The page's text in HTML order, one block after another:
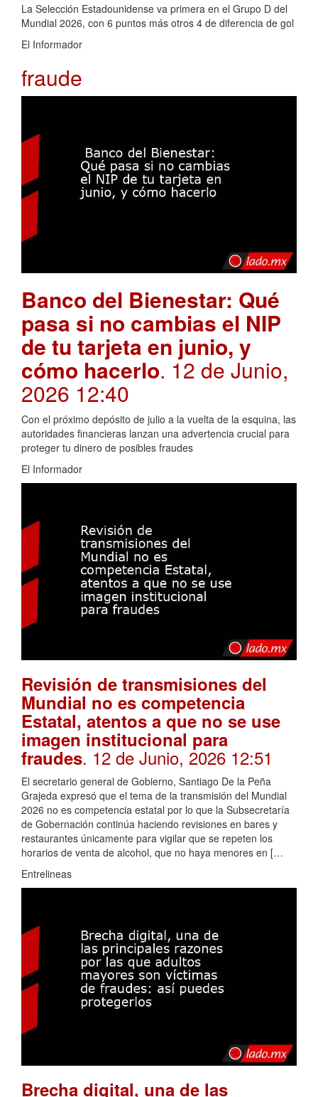
La Selección Estadounidense va primera en el Grupo D del
Mundial 2026, con 6 puntos más otros 4 de diferencia de gol
El Informador
fraude
Banco del Bienestar: Qué
pasa si no cambias el NIP
de tu tarjeta en junio, y
cómo hacerlo. 12 de Junio,
2026 12:40
Con el próximo depósito de julio a la vuelta de la esquina, las
autoridades financieras lanzan una advertencia crucial para
proteger tu dinero de posibles fraudes
El Informador
Revisión de transmisiones del
Mundial no es competencia
Estatal, atentos a que no se use
imagen institucional para
fraudes. 12 de Junio, 2026 12:51
El secretario general de Gobierno, Santiago De la Peña
Grajeda expresó que el tema de la transmisión del Mundial
2026 no es competencia estatal por lo que la Subsecretaría
de Gobernación continúa haciendo revisiones en bares y
restaurantes únicamente para vigilar que se repeten los
horarios de venta de alcohol, que no haya menores en […
Entrelineas
Brecha digital, una de las